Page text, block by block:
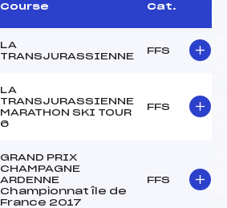
Course Cat.
LA
TRANSJURASSIENNE
FFS
LA
TRANSJURASSIENNE
MARATHON SKI TOUR
6
FFS
GRAND PRIX
CHAMPAGNE
ARDENNE
Championnat île de
France 2017
FFS